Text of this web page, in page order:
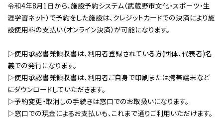
令和4年8月1日から、施設予約システム（武蔵野市文化・スポーツ・生
涯学習ネット）で予約をした施設は、クレジットカードでの決済により施
設使用料の支払い（オンライン決済）が可能になります。
▷使用承認書兼領収書は、利用者登録されている方(団体、代表者)名
義での発行になります。
▷使用承認書兼領収書は、利用者ご自身で印刷または携帯端末など
にダウンロードしていただきます。
▷予約変更・取消しの手続きは窓口でのお取扱いになります。
▷窓口での現金によるお支払いも、これまで通りご利用いただけます。